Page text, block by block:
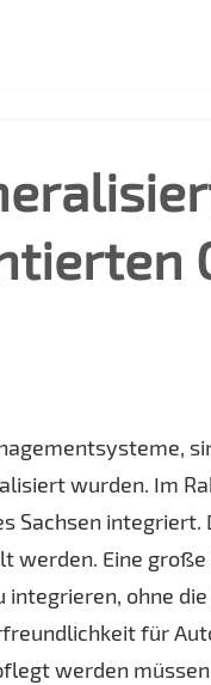
wurden. Im
Sachsen
werden. Eine
integrieren, ohne
für
werden